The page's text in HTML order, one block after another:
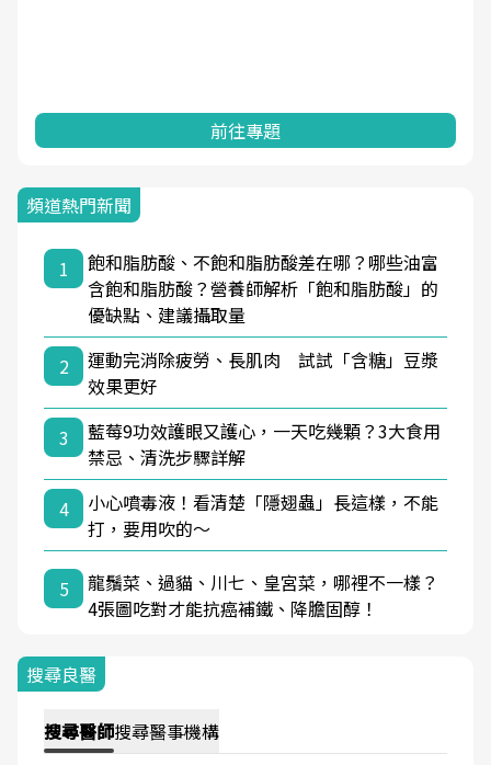
前往專題
頻道熱門新聞
1
飽和脂肪酸、不飽和脂肪酸差在哪？哪些油富
含飽和脂肪酸？營養師解析「飽和脂肪酸」的
優缺點、建議攝取量
2
運動完消除疲勞、長肌肉 試試「含糖」豆漿
效果更好
3
藍莓9功效護眼又護心，一天吃幾顆？3大食用
禁忌、清洗步驟詳解
4
小心噴毒液！看清楚「隱翅蟲」長這樣，不能
打，要用吹的～
5
龍鬚菜、過貓、川七、皇宮菜，哪裡不一樣？
4張圖吃對才能抗癌補鐵、降膽固醇！
搜尋良醫
搜尋醫師搜尋醫事機構